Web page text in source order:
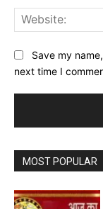
Save my
next time I
MOST POPULAR